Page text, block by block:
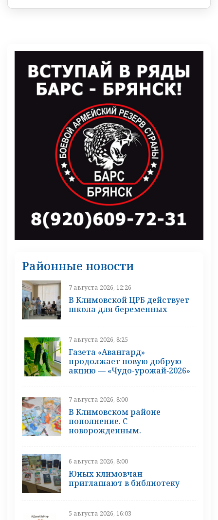
Районные новости
7 августа 2026, 12:26
В Климовской ЦРБ действует
школа для беременных
7 августа 2026, 8:25
Газета «Авангард»
продолжает новую добрую
акцию — «Чудо-урожай‑2026»
7 августа 2026, 8:00
В Климовском районе
пополнение. С
новорожденным.
6 августа 2026, 8:00
Юных климовчан
приглашают в библиотеку
5 августа 2026, 16:03